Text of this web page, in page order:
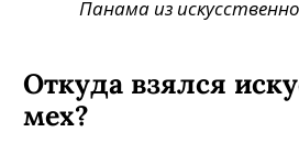
Панама из
Откуда взялся
мех?